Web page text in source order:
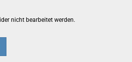
nicht bearbeitet werden.